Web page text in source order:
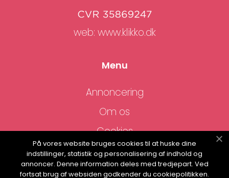
web: www.klikko.dk
Menu
Annoncering
Om os
Cookies
Kontakt os
Sitemap
På vores website bruges cookies til at huske dine
indstillinger, statistik og personalisering af indhold og
annoncer. Denne information deles med tredjepart. Ved
fortsat brug af websiden godkender du cookiepolitikken.